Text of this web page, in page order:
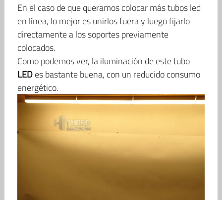
En el caso de que queramos colocar más tubos led
en línea, lo mejor es unirlos fuera y luego fijarlo
directamente a los soportes previamente
colocados.
Como podemos ver, la iluminación de este tubo
LEDes bastante buena, con un reducido consumo
energético.